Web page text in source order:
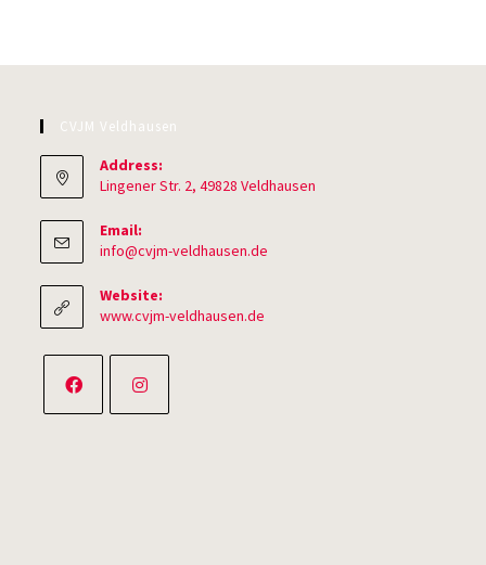
CVJM Veldhausen
Address:
Lingener Str. 2, 49828 Veldhausen
Email:
info@cvjm-veldhausen.de
Website:
www.cvjm-veldhausen.de